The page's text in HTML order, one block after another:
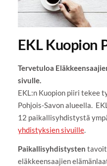
EKL Kuopion
Tervetuloa
sivulle.
EKL:n Kuopion piiri tekee
Pohjois-Savon alueella.
12 paikallisyhdistystä
yhdistyksien sivuille.
Paikallisyhdistysten
eläkkeensaajien